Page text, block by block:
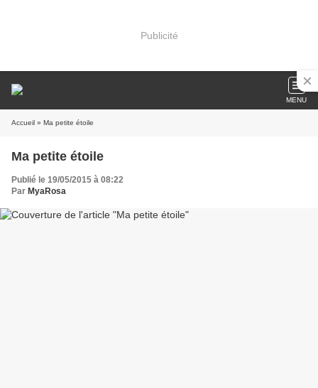
Publicité
MENU
Accueil » Ma petite étoile
Ma petite étoile
Publié le 19/05/2015 à 08:22
Par MyaRosa